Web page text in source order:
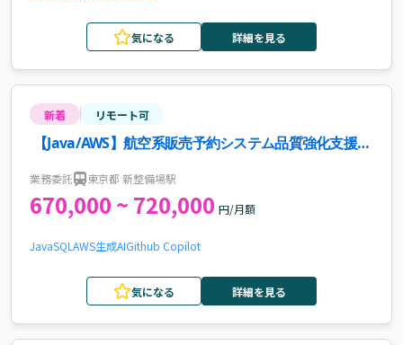
気になる 詳細を見る
新着 リモート可
【Java/AWS】航空系販売予約システム品質強化支援案
業務委託 東京都 新整備場駅
670,000 ~ 720,000 円/月額
JavaSQL AWS生成AIGithub Copilot
気になる 詳細を見る